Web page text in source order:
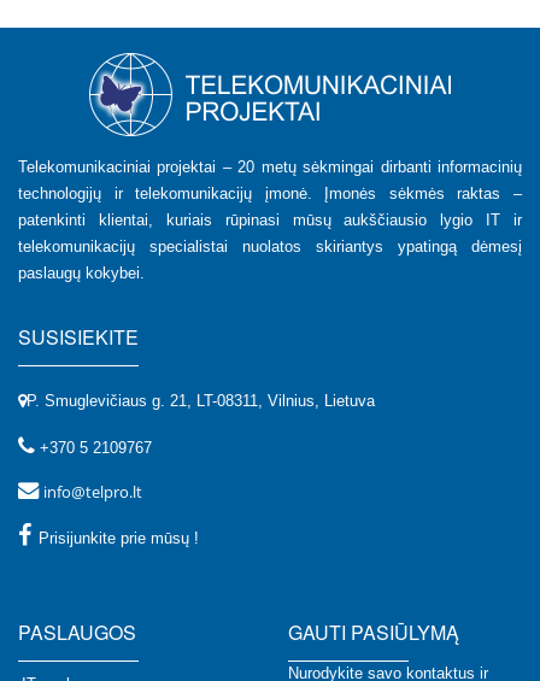
Telekomunikaciniai projektai – 20 metų sėkmingai dirbanti informacinių
technologijų ir telekomunikacijų įmonė. Įmonės sėkmės raktas –
patenkinti klientai, kuriais rūpinasi mūsų aukščiausio lygio IT ir
telekomunikacijų specialistai nuolatos skiriantys ypatingą dėmesį
paslaugų kokybei.
SUSISIEKITE
P. Smuglevičiaus g. 21, LT-08311, Vilnius, Lietuva
+370 5 2109767
info@telpro.lt
Prisijunkite prie mūsų !
PASLAUGOS GAUTI PASIŪLYMĄ
Nurodykite savo kontaktus ir